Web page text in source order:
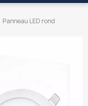
Panneau LED rond